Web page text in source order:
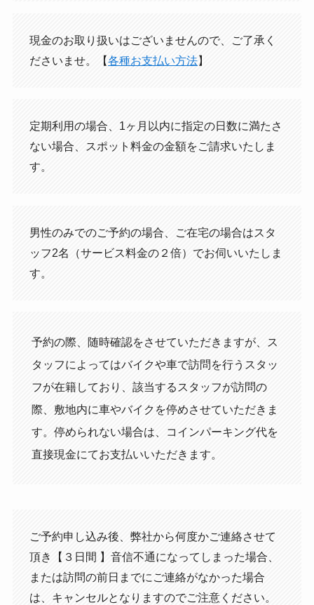
現金のお取り扱いはございませんので、ご了承く
ださいませ。【各種お支払い方法】
定期利用の場合、1ヶ月以内に指定の日数に満たさ
ない場合、スポット料金の金額をご請求いたしま
す。
男性のみでのご予約の場合、ご在宅の場合はスタ
ッフ2名（サービス料金の２倍）でお伺いいたしま
す。
予約の際、随時確認をさせていただきますが、ス
タッフによってはバイクや車で訪問を行うスタッ
フが在籍しており、該当するスタッフが訪問の
際、敷地内に車やバイクを停めさせていただきま
す。停められない場合は、コインパーキング代を
直接現金にてお支払いいただきます。
ご予約申し込み後、弊社から何度かご連絡させて
頂き【３日間 】音信不通になってしまった場合、
または訪問の前日までにご連絡がなかった場合
は、キャンセルとなりますのでご注意ください。